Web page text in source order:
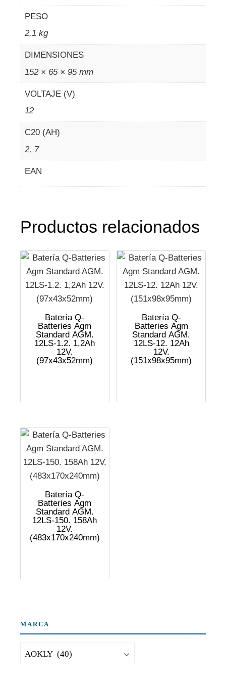
PESO
2,1 kg
DIMENSIONES
152 × 65 × 95 mm
VOLTAJE (V)
12
C20 (AH)
2, 7
EAN
Productos relacionados
Batería Q-
Batteries Agm
Standard AGM.
12LS-1.2. 1,2Ah
12V.
(97x43x52mm)
Batería Q-
Batteries Agm
Standard AGM.
12LS-12. 12Ah
12V.
(151x98x95mm)
Batería Q-
Batteries Agm
Standard AGM.
12LS-150. 158Ah
12V.
(483x170x240mm)
MARCA